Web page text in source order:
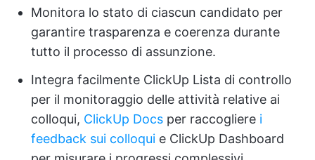
Monitora lo stato di ciascun candidato per
garantire trasparenza e coerenza durante
tutto il processo di assunzione.
Integra facilmente ClickUp Lista di controllo
per il monitoraggio delle attività relative ai
colloqui, ClickUp Docs per raccogliere i
feedback sui colloqui e ClickUp Dashboard